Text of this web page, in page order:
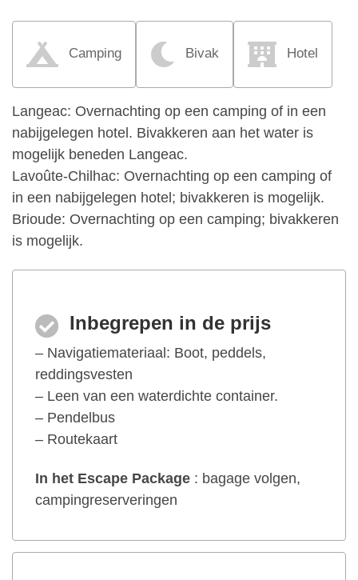
Camping Bivak Hotel
Langeac: Overnachting op een camping of in een
nabijgelegen hotel. Bivakkeren aan het water is
mogelijk beneden Langeac.
Lavoûte-Chilhac: Overnachting op een camping of
in een nabijgelegen hotel; bivakkeren is mogelijk.
Brioude: Overnachting op een camping; bivakkeren
is mogelijk.
Inbegrepen in de prijs
– Navigatiemateriaal: Boot, peddels,
reddingsvesten
– Leen van een waterdichte container.
– Pendelbus
– Routekaart
In het Escape Package : bagage volgen,
campingreserveringen